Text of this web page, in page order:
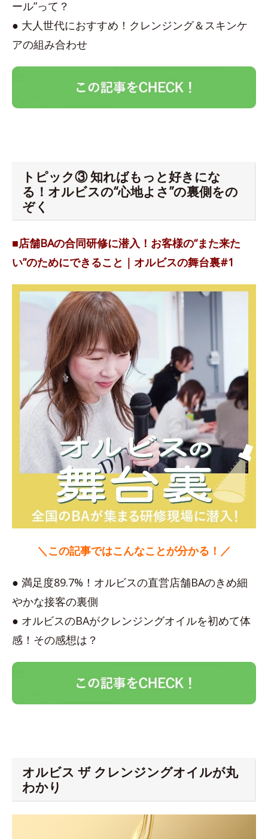
ール”って？
● 大人世代におすすめ！クレンジング＆スキンケ
アの組み合わせ
トピック③ 知ればもっと好きにな
る！オルビスの“心地よさ”の裏側をの
ぞく
■店舗BAの合同研修に潜入！お客様の“また来た
い”のためにできること｜オルビスの舞台裏#1
＼この記事ではこんなことが分かる！／
● 満足度89.7%！オルビスの直営店舗BAのきめ細
やかな接客の裏側
● オルビスのBAがクレンジングオイルを初めて体
感！その感想は？
オルビス ザ クレンジングオイルが丸
わかり